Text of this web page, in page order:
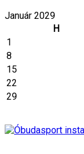
Január 2029
H
1
8
15
22
29